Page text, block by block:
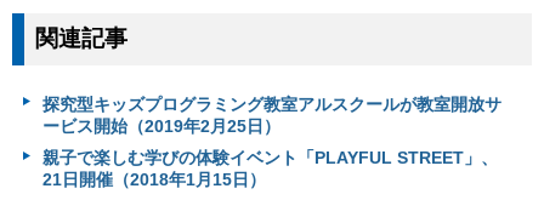
関連記事
探究型キッズプログラミング教室アルスクールが教室開放サ
ービス開始（2019年2月25日）
親子で楽しむ学びの体験イベント「PLAYFUL STREET」、
21日開催（2018年1月15日）